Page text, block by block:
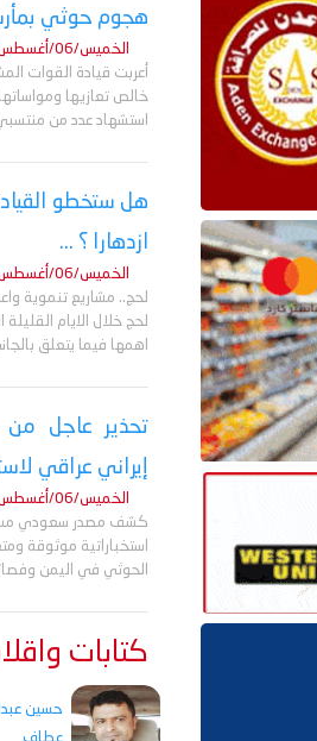
هجوم حوثي
الخميس/06/أغسطس/2026 - 11:51 م
أعربت قيادة القوات
خالص تعازيها
استشهاد عدد من
هل ستخطو
ازدهارا ؟ ...
الخميس/06/أغسطس/2026 - 11:33 م
لحج.. مشاريع تنموية
لحج خلال الايام
اهمها فيما يتعلق
تحذير عاجل
إيراني عراقي
الخميس/06/أغسطس/2026 - 11:30 م
كشف مصدر سعودي
استخباراتية موثوقة
الحوثي في اليمن
كتابات
حسين